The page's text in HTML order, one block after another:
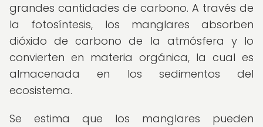
grandes cantidades de carbono. A través de
la fotosíntesis, los manglares absorben
dióxido de carbono de la atmósfera y lo
convierten en materia orgánica, la cual es
almacenada en los sedimentos del
ecosistema.
Se estima que los manglares pueden